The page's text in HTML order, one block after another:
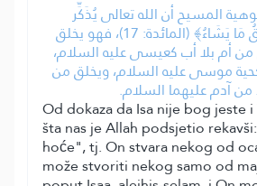
المسيح أن الله تعالى يُذَكِّر
بكونه تعالى ﴿ يَخْلُقُ مَا يَشَاءُ﴾ (المائدة: 17)، فهو يخلق
من أم بلا أب كعيسى عليه السلام،
موسى عليه السلام، ويخلق من
من آدم عليهما السلام.
Od dokaza da Isa nije bog jeste
šta nas je Allah podsjetio
hoće", tj. On stvara nekog od
može stvoriti nekog samo od